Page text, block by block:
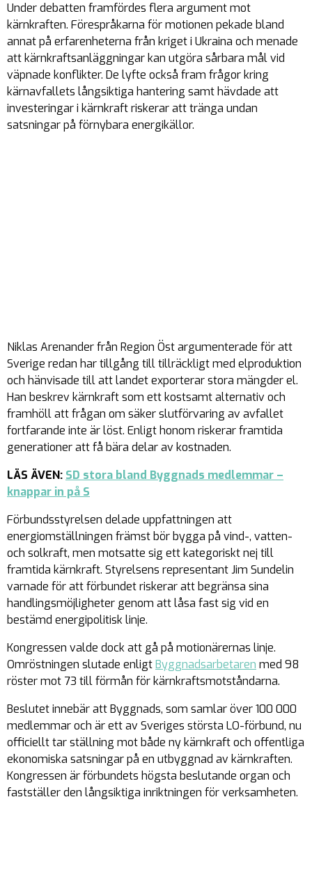
Under debatten framfördes flera argument mot
kärnkraften. Förespråkarna för motionen pekade bland
annat på erfarenheterna från kriget i Ukraina och menade
att kärnkraftsanläggningar kan utgöra sårbara mål vid
väpnade konflikter. De lyfte också fram frågor kring
kärnavfallets långsiktiga hantering samt hävdade att
investeringar i kärnkraft riskerar att tränga undan
satsningar på förnybara energikällor.
Niklas Arenander från Region Öst argumenterade för att
Sverige redan har tillgång till tillräckligt med elproduktion
och hänvisade till att landet exporterar stora mängder el.
Han beskrev kärnkraft som ett kostsamt alternativ och
framhöll att frågan om säker slutförvaring av avfallet
fortfarande inte är löst. Enligt honom riskerar framtida
generationer att få bära delar av kostnaden.
LÄS ÄVEN: SD stora bland Byggnads medlemmar –
knappar in på S
Förbundsstyrelsen delade uppfattningen att
energiomställningen främst bör bygga på vind-, vatten-
och solkraft, men motsatte sig ett kategoriskt nej till
framtida kärnkraft. Styrelsens representant Jim Sundelin
varnade för att förbundet riskerar att begränsa sina
handlingsmöjligheter genom att låsa fast sig vid en
bestämd energipolitisk linje.
Kongressen valde dock att gå på motionärernas linje.
Omröstningen slutade enligtByggnadsarbetaren med 98
röster mot 73 till förmån för kärnkraftsmotståndarna.
Beslutet innebär att Byggnads, som samlar över 100 000
medlemmar och är ett av Sveriges största LO-förbund, nu
officiellt tar ställning mot både ny kärnkraft och offentliga
ekonomiska satsningar på en utbyggnad av kärnkraften.
Kongressen är förbundets högsta beslutande organ och
fastställer den långsiktiga inriktningen för verksamheten.